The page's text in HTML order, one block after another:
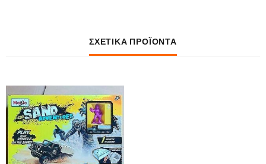
ΣΧΕΤΙΚΆ ΠΡΟΪΌΝΤΑ